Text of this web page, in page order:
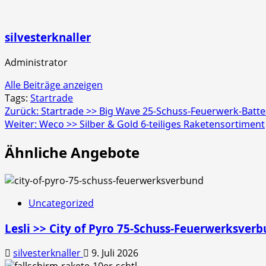
silvesterknaller
Administrator
Alle Beiträge anzeigen
Tags: Startrade
Beitragsnavigation
Zurück: Startrade >> Big Wave 25-Schuss-Feuerwerk-
Weiter: Weco >> Silber & Gold 6-teiliges Raketensortiment
Ähnliche Angebote
Uncategorized
Lesli >> City of Pyro 75-Schuss-
silvesterknaller 9. Juli 2026